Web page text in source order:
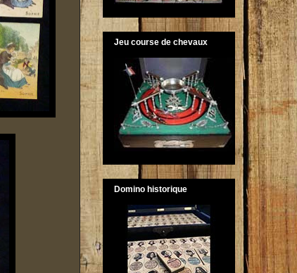
Jeu course de chevaux
Domino historique